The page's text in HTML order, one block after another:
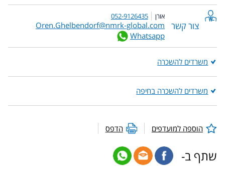
צור קשר
אורן 052-9126435
Oren.Ghelbendorf@nmrk-global.com
Whatsapp
משרדים להשכרה
משרדים להשכרה בחיפה
הוספה למועדפים הדפס
שתף ב-